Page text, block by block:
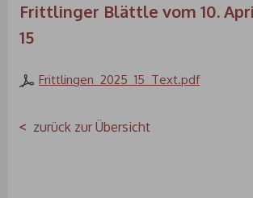
Frittlinger Blättle vom 10.
15
Frittlingen_2025_15_Text.pdf
zurück zur Übersicht